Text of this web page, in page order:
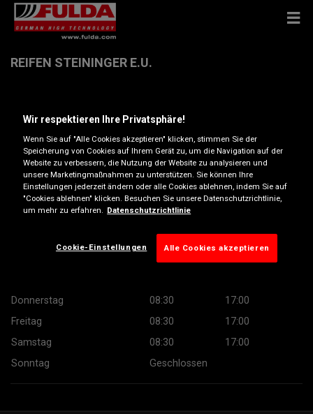
REIFEN STEININGER E.U.
Anfahrtsbeschreibung
Telefonnummer anzeigen
Öffnungszeiten
08:30
17:00
08:30
Donnerstag
08:30
17:00
Freitag
08:30
17:00
Samstag
08:30
17:00
Sonntag
Geschlossen
Wir respektieren Ihre Privatsphäre!
Wenn Sie auf "Alle Cookies akzeptieren" klicken, stimmen Sie der
Speicherung von Cookies auf Ihrem Gerät zu, um die Navigation auf der
Website zu verbessern, die Nutzung der Website zu analysieren und
unsere Marketingmaßnahmen zu unterstützen. Sie können Ihre
Einstellungen jederzeit ändern oder alle Cookies ablehnen, indem Sie auf
"Cookies ablehnen" klicken. Besuchen Sie unsere Datenschutzrichtlinie,
um mehr zu erfahren. Datenschutzrichtlinie
Cookie-Einstellungen Alle Cookies akzeptieren